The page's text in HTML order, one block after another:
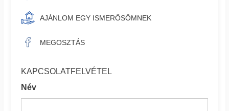
AJÁNLOM EGY ISMERŐSÖMNEK
MEGOSZTÁS
KAPCSOLATFELVÉTEL
Név